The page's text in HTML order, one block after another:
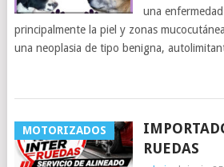
una
principalmente la piel y zonas
una neoplasia de tipo benigna,
MOTORIZADOS
RUEDAS